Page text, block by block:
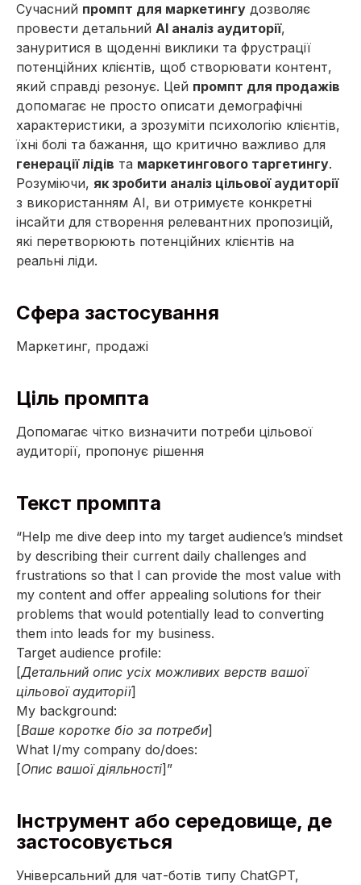
Сучасний промпт для маркетингу дозволяє
провести детальний AI аналіз аудиторії,
зануритися в щоденні виклики та фрустрації
потенційних клієнтів, щоб створювати контент,
який справді резонує. Цей промпт для продажів
допомагає не просто описати демографічні
характеристики, а зрозуміти психологію клієнтів,
їхні болі та бажання, що критично важливо для
генерації лідів та маркетингового таргетингу.
Розуміючи, як зробити аналіз цільової аудиторії
з використанням AI, ви отримуєте конкретні
інсайти для створення релевантних пропозицій,
які перетворюють потенційних клієнтів на
реальні ліди.
Сфера застосування
Маркетинг, продажі
Ціль промпта
Допомагає чітко визначити потреби цільової
аудиторії, пропонує рішення
Текст промпта
“Help me dive deep into my target audience’s mindset
by describing their current daily challenges and
frustrations so that I can provide the most value with
my content and offer appealing solutions for their
problems that would potentially lead to converting
them into leads for my business.
Target audience profile:
[Детальний опис усіх можливих верств вашої
цільової аудиторії]
My background:
[Ваше коротке біо за потреби]
What I/my company do/does:
[Опис вашої діяльності]”
Інструмент або середовище, де
застосовується
Універсальний для чат-ботів типу ChatGPT,